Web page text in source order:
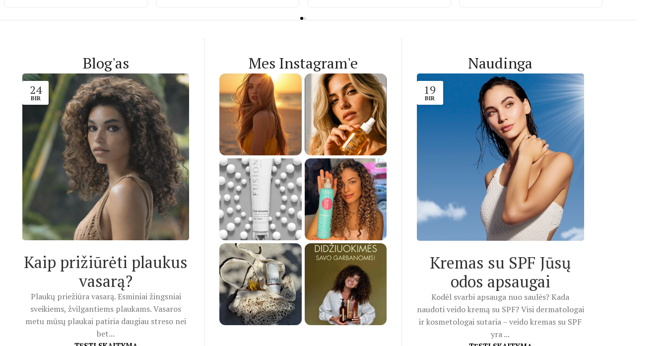
Blog'as
24
BIR
Kaip prižiūrėti plaukus
vasarą?
Plaukų priežiūra vasarą. Esminiai žingsniai
sveikiems, žvilgantiems plaukams. Vasaros
metu mūsų plaukai patiria daugiau streso nei
bet...
Mes Instagram'e Naudinga
19
BIR
Kremas su SPF Jūsų
odos apsaugai
Kodėl svarbi apsauga nuo saulės? Kada
naudoti veido kremą su SPF? Visi dermatologai
ir kosmetologai sutaria – veido kremas su SPF
yra ...